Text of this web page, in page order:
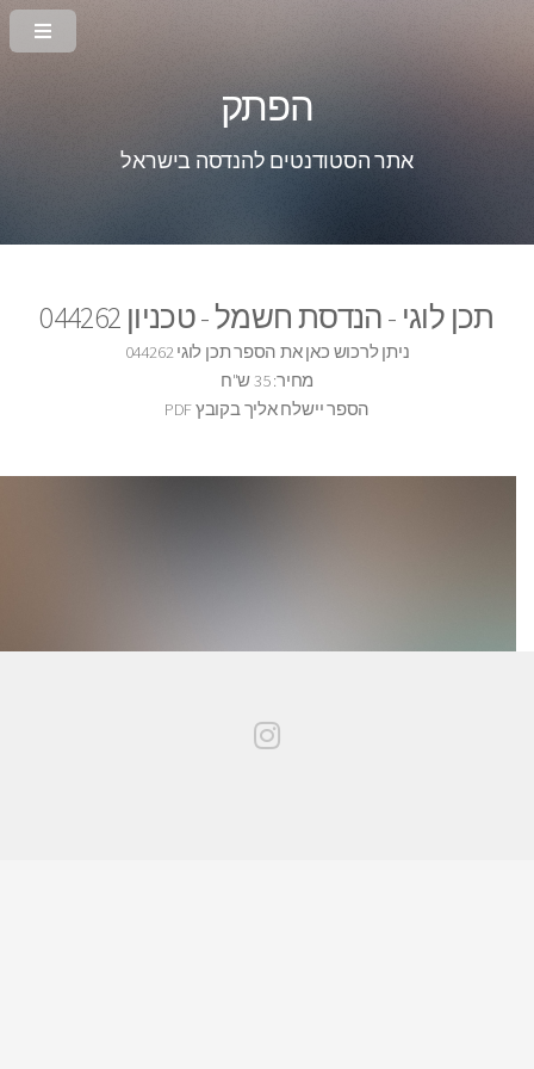
הפתק
אתר הסטודנטים להנדסה בישראל
תכן לוגי - הנדסת חשמל - טכניון 044262
ניתן לרכוש כאן את הספר תכן לוגי 044262
מחיר: 35 ש"ח
הספר יישלח אליך בקובץ PDF